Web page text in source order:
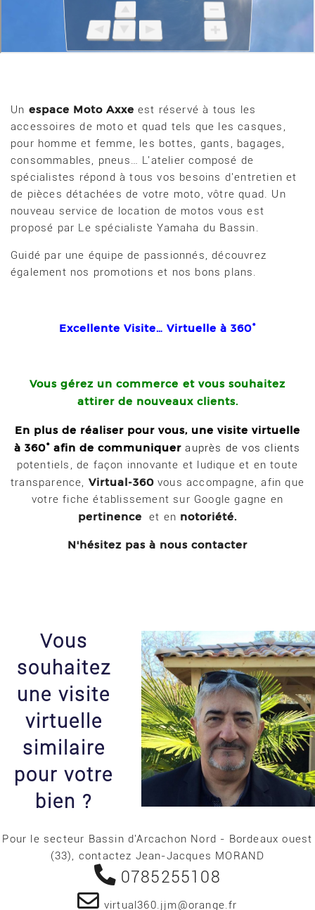
Un espace Moto Axxe est réservé à tous les
accessoires de moto et quad tels que les casques,
pour homme et femme, les bottes, gants, bagages,
consommables, pneus… L'atelier composé de
spécialistes répond à tous vos besoins d'entretien et
de pièces détachées de votre moto, vôtre quad. Un
nouveau service de location de motos vous est
proposé par Le spécialiste Yamaha du Bassin.
Guidé par une équipe de passionnés, découvrez
également nos promotions et nos bons plans.
Excellente Visite… Virtuelle à 360°
Vous gérez un commerce et vous souhaitez
attirer de nouveaux clients.
En plus de réaliser pour vous, une visite virtuelle
à 360° afin de communiquer auprès de vos clients
potentiels, de façon innovante et ludique et en toute
transparence,
Virtual-360 vous accompagne, afin que
votre fiche établissement sur Google gagne en
pertinence et en notoriété.
N'hésitez pas à nous contacter
Vous
souhaitez
une visite
virtuelle
similaire
pour votre
bien ?
Pour le secteur Bassin d'Arcachon Nord - Bordeaux ouest
(33), contactez Jean-Jacques MORAND
0785255108
virtual360.jjm@orange.fr